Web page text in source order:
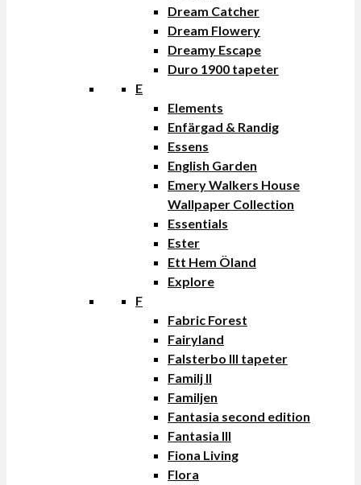
Dream Catcher
Dream Flowery
Dreamy Escape
Duro 1900 tapeter
E
Elements
Enfärgad & Randig
Essens
English Garden
Emery Walkers House
Wallpaper Collection
Essentials
Ester
Ett Hem Öland
Explore
F
Fabric Forest
Fairyland
Falsterbo III tapeter
Familj II
Familjen
Fantasia second edition
Fantasia III
Fiona Living
Flora